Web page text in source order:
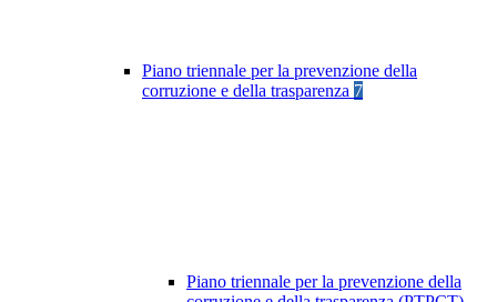
Piano triennale per la prevenzione della
corruzione e della trasparenza 7
Piano triennale per la prevenzione della